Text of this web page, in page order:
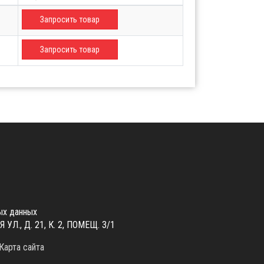
Запросить товар
Запросить товар
данных
Д. 21, К. 2, ПОМЕЩ. 3/1
Карта сайта